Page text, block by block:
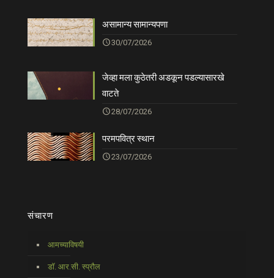
असामान्य सामान्यपणा
30/07/2026
जेव्हा मला कुठेतरी अडकून पडल्यासारखे
वाटते
28/07/2026
परमपवित्र स्थान
23/07/2026
संचारण
आमच्याविषयी
डॉ. आर.सी. स्प्रौल